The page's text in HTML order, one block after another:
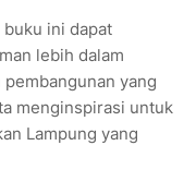
ini dapat
lebih dalam
yang
menginspirasi untuk
Lampung yang